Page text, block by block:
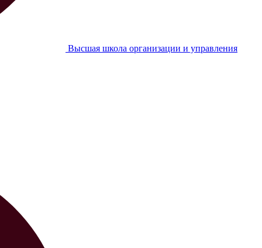
Высшая школа организации и управления